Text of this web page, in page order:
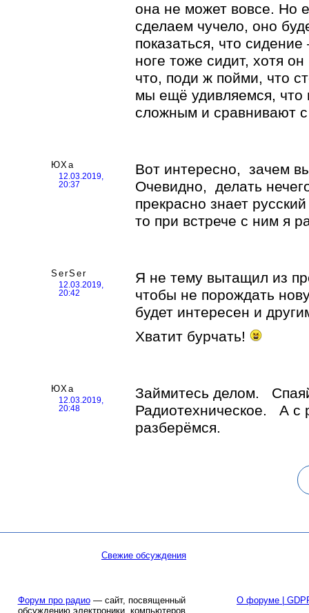
она не может вовсе. Но
сделаем чучело, оно
показаться, что
ноге тоже сидит, хотя
что, поди ж пойми, что
мы ещё удивляемся, что
сложным и сравнивают с
ЮХа
12.03.2019,
20:37
Вот интересно, зачем
Очевидно, делать
прекрасно знает
то при встрече с ним я
SerSer
12.03.2019,
20:42
Я не тему вытащил из
чтобы не порождать
будет интересен и
Хватит бурчать!
ЮХа
12.03.2019,
20:48
Займитесь делом.
Радиотехническое. А с
разберёмся.
Свежие обсуждения
Форум про радио— сайт, посвященный
обсуждению электроники, компьютеров
О форуме |